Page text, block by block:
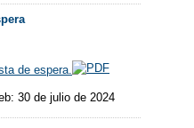
de espera.
30 de julio de 2024